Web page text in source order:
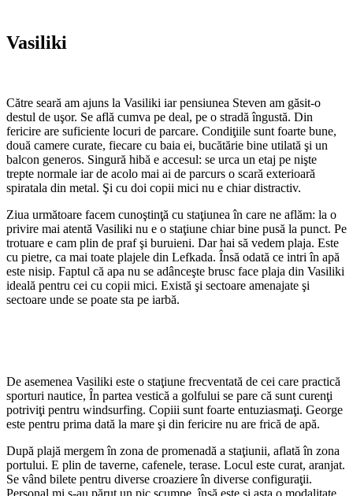
Vasiliki
Către seară am ajuns la Vasiliki iar pensiunea Steven am găsit-o
destul de uşor. Se află cumva pe deal, pe o stradă îngustă. Din
fericire are suficiente locuri de parcare. Condiţiile sunt foarte bune,
două camere curate, fiecare cu baia ei, bucătărie bine utilată şi un
balcon generos. Singură hibă e accesul: se urca un etaj pe nişte
trepte normale iar de acolo mai ai de parcurs o scară exterioară
spiratala din metal. Şi cu doi copii mici nu e chiar distractiv.
Ziua următoare facem cunoştinţă cu staţiunea în care ne aflăm: la o
privire mai atentă Vasiliki nu e o staţiune chiar bine pusă la punct. Pe
trotuare e cam plin de praf şi buruieni. Dar hai să vedem plaja. Este
cu pietre, ca mai toate plajele din Lefkada. Însă odată ce intri în apă
este nisip. Faptul că apa nu se adânceşte brusc face plaja din Vasiliki
ideală pentru cei cu copii mici. Există şi sectoare amenajate şi
sectoare unde se poate sta pe iarbă.
De asemenea Vasiliki este o staţiune frecventată de cei care practică
sporturi nautice, În partea vestică a golfului se pare că sunt curenţi
potriviţi pentru windsurfing. Copiii sunt foarte entuziasmaţi. George
este pentru prima dată la mare şi din fericire nu are frică de apă.
După plajă mergem în zona de promenadă a staţiunii, aflată în zona
portului. E plin de taverne, cafenele, terase. Locul este curat, aranjat.
Se vând bilete pentru diverse croaziere în diverse configuraţii.
Personal mi s-au părut un pic scumpe, însă este şi asta o modalitate